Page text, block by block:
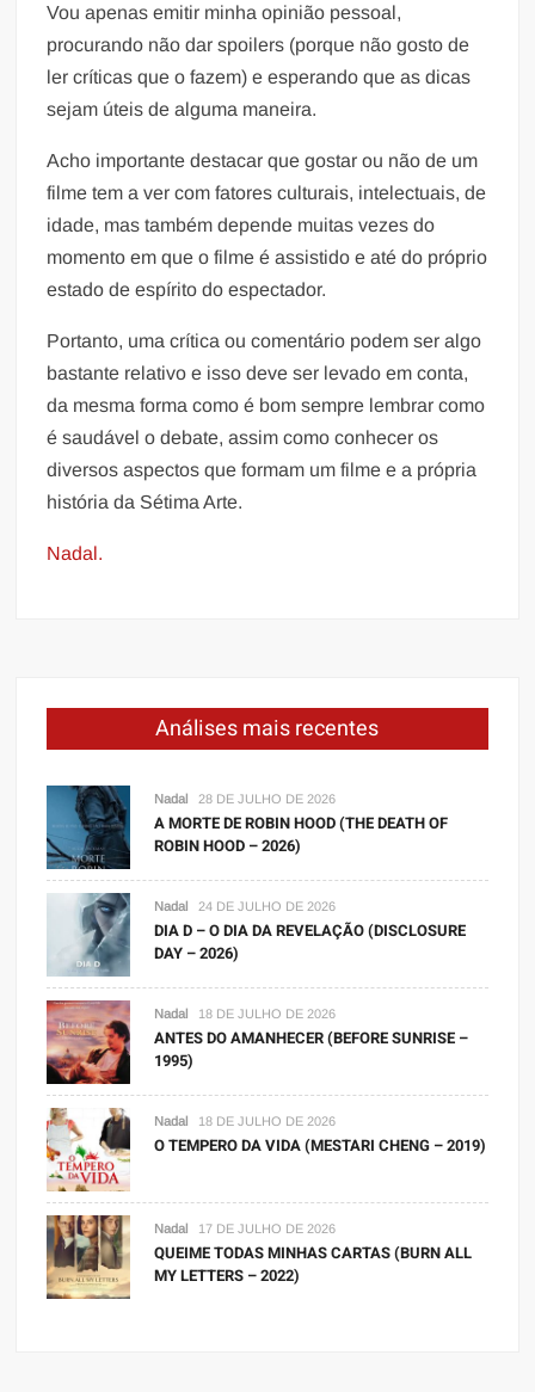
Vou apenas emitir minha opinião pessoal,
procurando não dar spoilers (porque não gosto de
ler críticas que o fazem) e esperando que as dicas
sejam úteis de alguma maneira.
Acho importante destacar que gostar ou não de um
filme tem a ver com fatores culturais, intelectuais, de
idade, mas também depende muitas vezes do
momento em que o filme é assistido e até do próprio
estado de espírito do espectador.
Portanto, uma crítica ou comentário podem ser algo
bastante relativo e isso deve ser levado em conta,
da mesma forma como é bom sempre lembrar como
é saudável o debate, assim como conhecer os
diversos aspectos que formam um filme e a própria
história da Sétima Arte.
Nadal.
Análises mais recentes
Nadal 28 DE JULHO DE 2026
A MORTE DE ROBIN HOOD (THE DEATH OF
ROBIN HOOD – 2026)
Nadal 24 DE JULHO DE 2026
DIA D – O DIA DA REVELAÇÃO (DISCLOSURE
DAY – 2026)
Nadal 18 DE JULHO DE 2026
ANTES DO AMANHECER (BEFORE SUNRISE –
1995)
Nadal 18 DE JULHO DE 2026
O TEMPERO DA VIDA (MESTARI CHENG – 2019)
Nadal 17 DE JULHO DE 2026
QUEIME TODAS MINHAS CARTAS (BURN ALL
MY LETTERS – 2022)